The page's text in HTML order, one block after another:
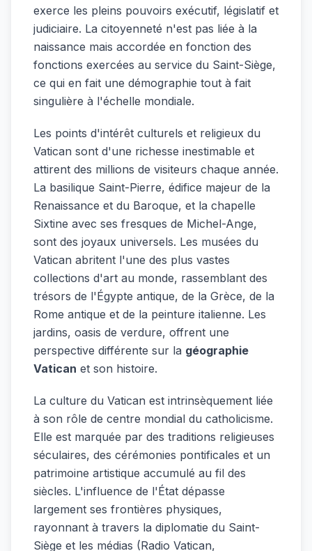
exerce les pleins pouvoirs exécutif, législatif et
judiciaire. La citoyenneté n'est pas liée à la
naissance mais accordée en fonction des
fonctions exercées au service du Saint-Siège,
ce qui en fait une démographie tout à fait
singulière à l'échelle mondiale.
Les points d'intérêt culturels et religieux du
Vatican sont d'une richesse inestimable et
attirent des millions de visiteurs chaque année.
La basilique Saint-Pierre, édifice majeur de la
Renaissance et du Baroque, et la chapelle
Sixtine avec ses fresques de Michel-Ange,
sont des joyaux universels. Les musées du
Vatican abritent l'une des plus vastes
collections d'art au monde, rassemblant des
trésors de l'Égypte antique, de la Grèce, de la
Rome antique et de la peinture italienne. Les
jardins, oasis de verdure, offrent une
perspective différente sur la géographie
Vatican et son histoire.
La culture du Vatican est intrinsèquement liée
à son rôle de centre mondial du catholicisme.
Elle est marquée par des traditions religieuses
séculaires, des cérémonies pontificales et un
patrimoine artistique accumulé au fil des
siècles. L'influence de l'État dépasse
largement ses frontières physiques,
rayonnant à travers la diplomatie du Saint-
Siège et les médias (Radio Vatican,